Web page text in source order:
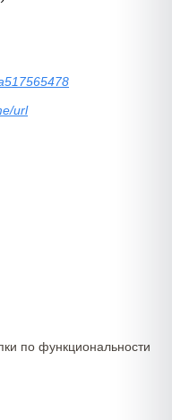
url
по функциональности